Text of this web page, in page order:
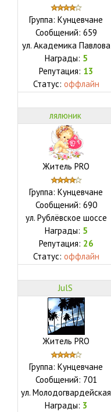
Группа: Кунцевчане
Сообщений: 659
ул. Академика Павлова
Награды: 5
Репутация: 13
Статус: оффлайн
лялюник
Житель PRO
Группа: Кунцевчане
Сообщений: 690
ул. Рублёвское шоссе
Награды: 5
Репутация: 26
Статус: оффлайн
JulS
Житель PRO
Группа: Кунцевчане
Сообщений: 701
ул. Молодогвардейская
Награды: 3